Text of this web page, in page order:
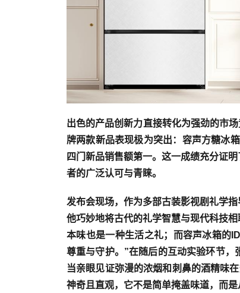
出色的产品创新力直接转化为强劲的市
牌两款新品表现极为突出： 容声方糖冰
四门新品销售额第一。这一成绩充分证
者的广泛认可与青睐。
发布会现场，作为多部古装影视剧礼学
他巧妙地将古代的礼学智慧与现代科技
本味也是一种生活之礼；而容声冰箱的
尊重与守护。”在随后的互动实验环节，
当亲眼见证弥漫的浓烟和刺鼻的酒精味
神奇且直观，它不是简单掩盖味道，而